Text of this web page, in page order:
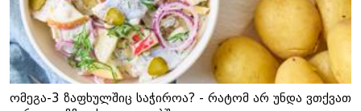
ომეგა-3 ზაფხულშიც საჭიროა? - რატომ არ უნდა ვთქვათ